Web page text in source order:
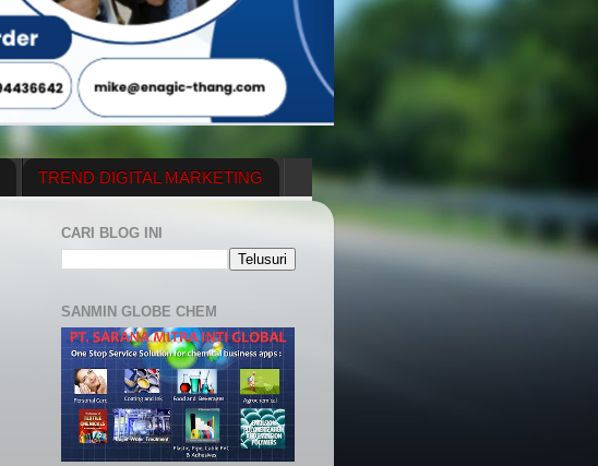
TREND DIGITAL MARKETING
CARI BLOG INI
SANMIN GLOBE CHEM